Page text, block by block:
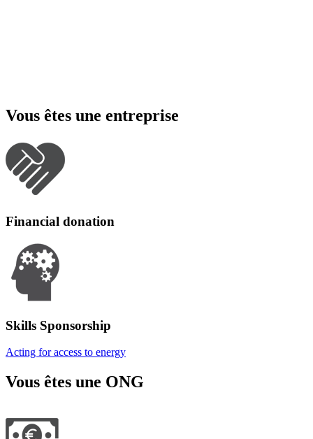
Vous êtes une entreprise
Financial donation
Skills Sponsorship
Acting for access to energy
Vous êtes une ONG